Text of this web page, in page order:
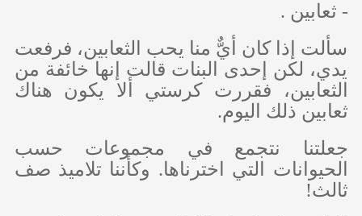
- ثعابين .
سألت إذا كان أيٌّ منا يحب الثعابين، فرفعت
يدي، لكن إحدى البنات قالت إنها خائفة من
الثعابين، فقررت كرستي ألا يكون هناك
ثعابين ذلك اليوم.
جعلتنا نتجمع في مجموعات حسب
الحيوانات التي اخترناها. وكأننا تلاميذ صف
ثالث!